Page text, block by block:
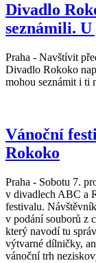
Divadlo
seznámili.
Praha - Navštívit
Divadlo Rokoko
mohou seznámit i ti
Vánoční
Rokoko
Praha - Sobotu 7.
v divadlech ABC a
festivalu.
v podání souborů z
který navodí tu
výtvarné dílničky,
vánoční trh